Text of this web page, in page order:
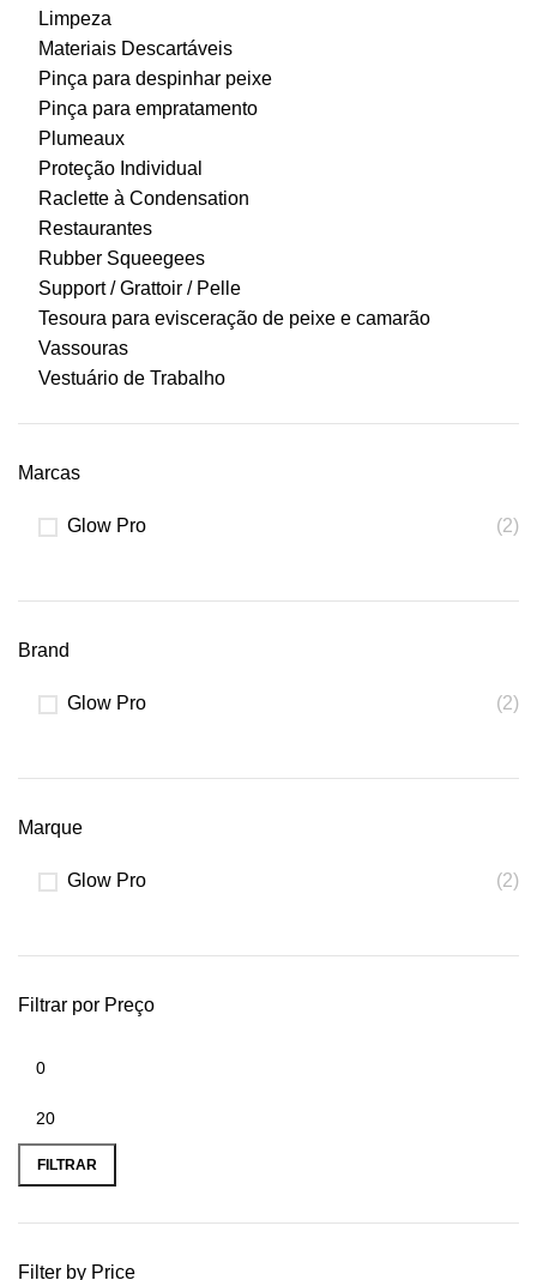
Limpeza
Materiais Descartáveis
Pinça para despinhar peixe
Pinça para empratamento
Plumeaux
Proteção Individual
Raclette à Condensation
Restaurantes
Rubber Squeegees
Support / Grattoir / Pelle
Tesoura para evisceração de peixe e camarão
Vassouras
Vestuário de Trabalho
Marcas
Glow Pro (2)
Brand
Glow Pro (2)
Marque
Glow Pro (2)
Filtrar por Preço
FILTRAR
Filter by Price